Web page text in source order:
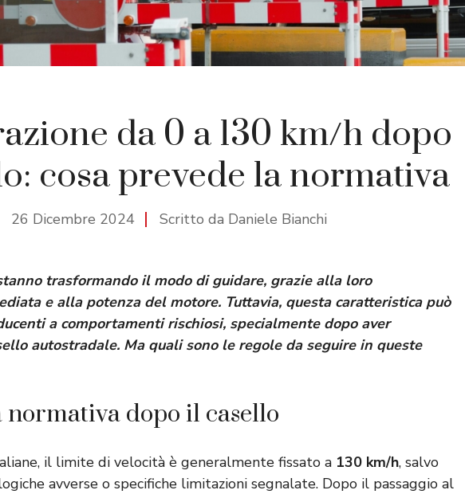
da 0 a 130 km/h dopo
cosa prevede la normativa
26 Dicembre 2024 Scritto da Daniele Bianchi
trasformando il modo di guidare, grazie alla loro
e alla potenza del motore. Tuttavia, questa caratteristica può
a comportamenti rischiosi, specialmente dopo aver
autostradale. Ma quali sono le regole da seguire in queste
normativa dopo il casello
il limite di velocità è generalmente fissato a 130 km/h, salvo
avverse o specifiche limitazioni segnalate. Dopo il passaggio al